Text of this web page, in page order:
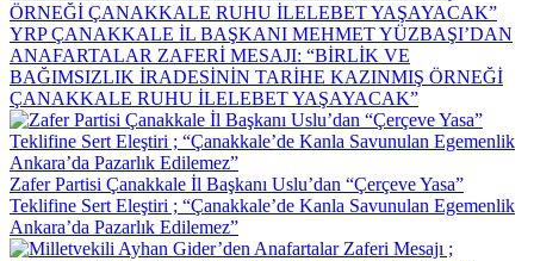
YRP ÇANAKKALE İL BAŞKANI MEHMET YÜZBAŞI’DAN
ANAFARTALAR ZAFERİ MESAJI: “BİRLİK VE
BAĞIMSIZLIK İRADESİNİN TARİHE KAZINMIŞ ÖRNEĞİ
ÇANAKKALE RUHU İLELEBET YAŞAYACAK”
Zafer Partisi Çanakkale İl Başkanı Uslu’dan “Çerçeve Yasa”
Teklifine Sert Eleştiri ; “Çanakkale’de Kanla Savunulan Egemenlik
Ankara’da Pazarlık Edilemez”